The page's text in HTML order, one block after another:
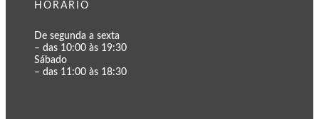
HORÁRIO
De segunda a sexta
– das 10:00 às 19:30
Sábado
– das 11:00 às 18:30